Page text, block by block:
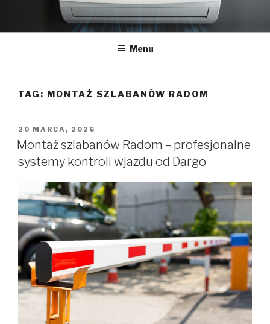
treści
Menu
TAG: MONTAŻ SZLABANÓW RADOM
OPUBLIKOWANE
W
20 MARCA, 2026
Montaż szlabanów Radom – profesjonalne
systemy kontroli wjazdu od Dargo